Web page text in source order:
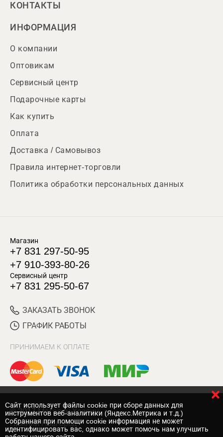
КОНТАКТЫ
ИНФОРМАЦИЯ
О компании
Оптовикам
Сервисный центр
Подарочные карты
Как купить
Оплата
Доставка / Самовывоз
Правила интернет-торговли
Политика обработки персональных данных
Магазин
+7 831 297-50-95
+7 910-393-80-26
Сервисный центр
+7 831 295-50-67
ЗАКАЗАТЬ ЗВОНОК
ГРАФИК РАБОТЫ
ПРИНИМАЕМ К ОПЛАТЕ
© 2017 Магазин Хозяин
Нижний Новгород
Cайт использует файлы cookie при сборе данных для
инструментов веб-аналитики (Яндекс.Метрика и т.д.)
Собранная при помощи cookie информация не может
идентифицировать вас, однако может помочь нам улучшить